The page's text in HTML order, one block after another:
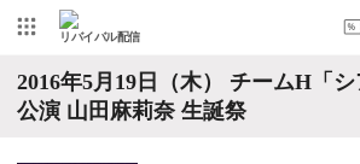
リバイバル配信
2016年5月19日（木） チームH「シ
公演 山田麻莉奈 生誕祭